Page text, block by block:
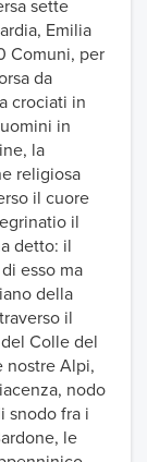
sette
Emilia
Comuni, per
da
crociati in
in
la
religiosa
il cuore
il
detto: il
esso ma
della
il
Colle del
nostre Alpi,
nodo
snodo fra i
le